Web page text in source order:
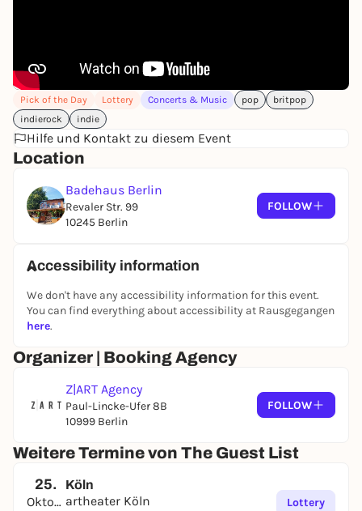
Pick of the Day Lottery Concerts & Music pop
britpop
indierock
indie
Hilfe und Kontakt zu diesem Event
Location
Badehaus Berlin
Revaler Str. 99
10245 Berlin
FOLLOW
Accessibility information
We don't have any accessibility information for this event.
You can find everything about accessibility at Rausgegangen
here.
Organizer | Booking Agency
Z|ART Agency
Paul-Lincke-Ufer 8B
10999 Berlin
FOLLOW
Weitere Termine von The Guest List
25.
Oktober
Köln
artheater Köln
Lottery